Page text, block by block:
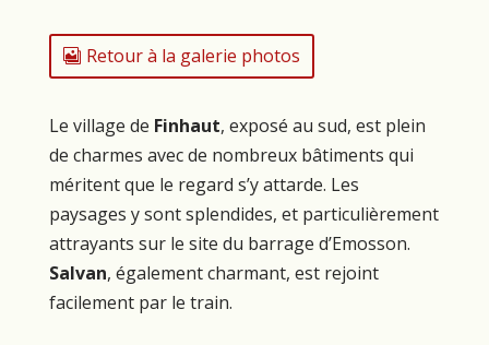
Retour à la galerie photos
Le village de Finhaut, exposé au sud, est plein
de charmes avec de nombreux bâtiments qui
méritent que le regard s’y attarde. Les
paysages y sont splendides, et particulièrement
attrayants sur le site du barrage d’Emosson.
Salvan, également charmant, est rejoint
facilement par le train.